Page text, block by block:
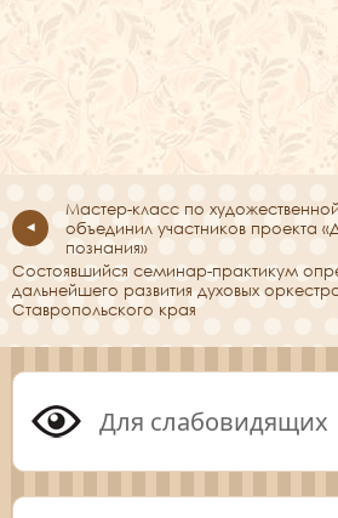
Мастер-класс по
объединил участников проекта
познания»
Состоявшийся семинар-практикум
дальнейшего развития духовых
Ставропольского края
Для слабовидящих